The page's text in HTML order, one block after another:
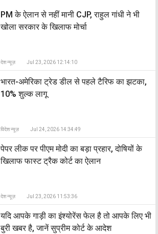
PM के ऐलान से नहीं मानी CJP, राहुल गांधी ने भी
खोला सरकार के खिलाफ मोर्चा
देश न्यूज़ Jul 23, 2026 12:14:10
भारत-अमेरिका ट्रेड डील से पहले टैरिफ का झटका,
10% शुल्क लागू
विदेश न्यूज़ Jul 24, 2026 14:34:49
पेपर लीक पर पीएम मोदी का बड़ा प्रहार, दोषियों के
खिलाफ फास्ट ट्रैक कोर्ट का ऐलान
देश न्यूज़ Jul 23, 2026 11:53:36
यदि आपके गाड़ी का इंश्योरेंस फेल है तो आपके लिए भी
बुरी खबर है, जानें सुप्रीम कोर्ट के आदेश